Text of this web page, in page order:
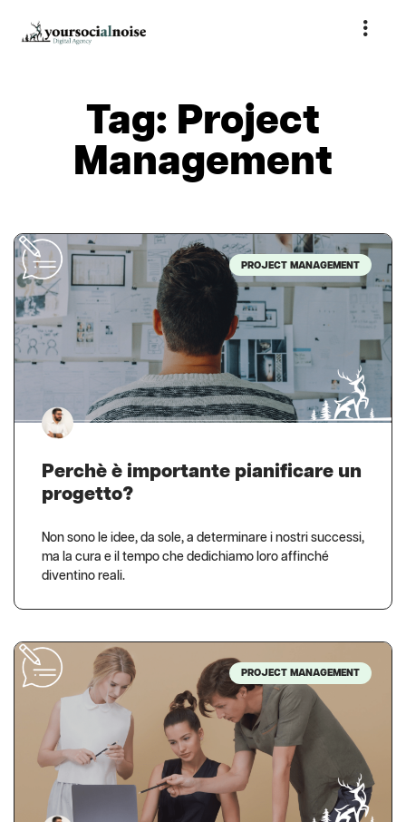
Tag: Project
Management
PROJECT MANAGEMENT
Perchè è importante pianificare un
progetto?
Non sono le idee, da sole, a determinare i nostri successi,
ma la cura e il tempo che dedichiamo loro affinché
diventino reali.
PROJECT MANAGEMENT